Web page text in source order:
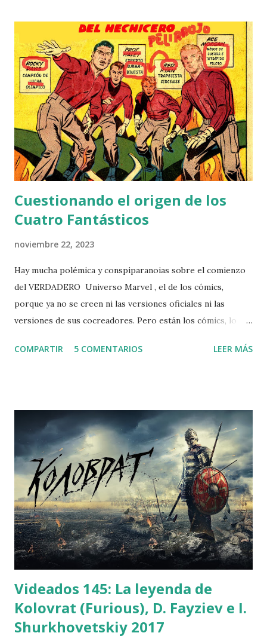
he videado porque decían que es una peli lovecraftiana
decente pero he sido víctima (de nuevo) del mal moderno:
demasiada gente sin criterio opina sobre cosas que
desconoce sin que se le note su incapacidad e ignorancia
porque habla poco y vagamente. Cierto es que el cine a lo
Lovecraft es malo y que en este sentido Void está por
encima de la media, lo cual es meritorio porquestá entre las
más cortas en presupuesto y profesionalidad de su tipo,
pero no es buena y e...
Cuestionando el origen de los
Cuatro Fantásticos
noviembre 22, 2023
Hay mucha polémica y conspiparanoias sobre el comienzo
del VERDADERO Universo Marvel , el de los cómics,
porque ya no se creen ni las versiones oficiales ni las
versiones de sus cocreadores. Pero están los cómics, lo
aunque son interpretables. Cuando he debatido sobre los
que la gente no me entendía. Lo que yo quiero saber es por
qué 4? Por qué sólo una mujer? Por qué esas edades? Por
qué esa distribución dedades, o sea, por qué el adolescente
no es la chica por ejemplo? Por qué esos poderes? Por qué
distribuidos desa forma? Esas son las preguntas a las que
debe responder toda propuesta de influencias en los 4F .
ChU no lo hace y ahora que lo he leído me doy cuenta de
questaba en lo cierto. Los parecidos entre esos personajes
creados por Kirby y los...
COMPARTIR 5 COMENTARIOS LEER MÁS
Videados 145: La leyenda de
Kolovrat (Furious), D. Fayziev e I.
Shurkhovetskiy 2017